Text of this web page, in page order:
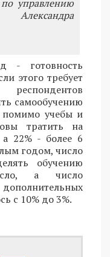
управлению
- готовность
этого требует
самообучению
помимо учебы и
тратить на
а 22% - более 6
годом, число
обучению
а число
с 10% до 3%.